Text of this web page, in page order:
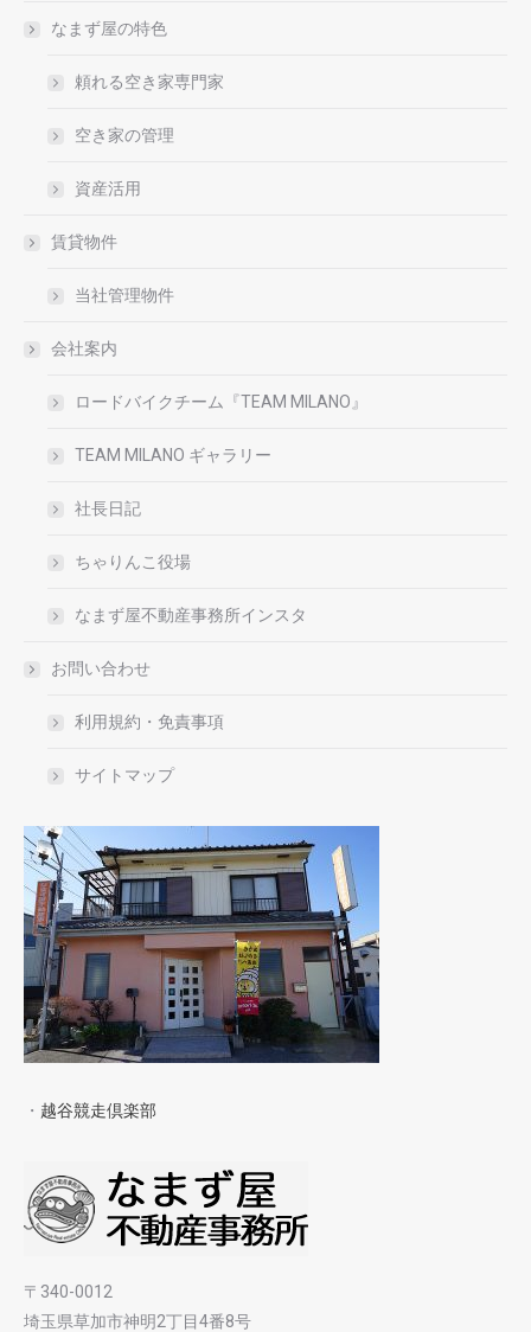
なまず屋の特色
頼れる空き家専門家
空き家の管理
資産活用
賃貸物件
当社管理物件
会社案内
ロードバイクチーム『TEAM MILANO』
TEAM MILANO ギャラリー
社長日記
ちゃりんこ役場
なまず屋不動産事務所インスタ
お問い合わせ
利用規約・免責事項
サイトマップ
・ 越谷競走倶楽部
〒340-0012
埼玉県草加市神明2丁目4番8号